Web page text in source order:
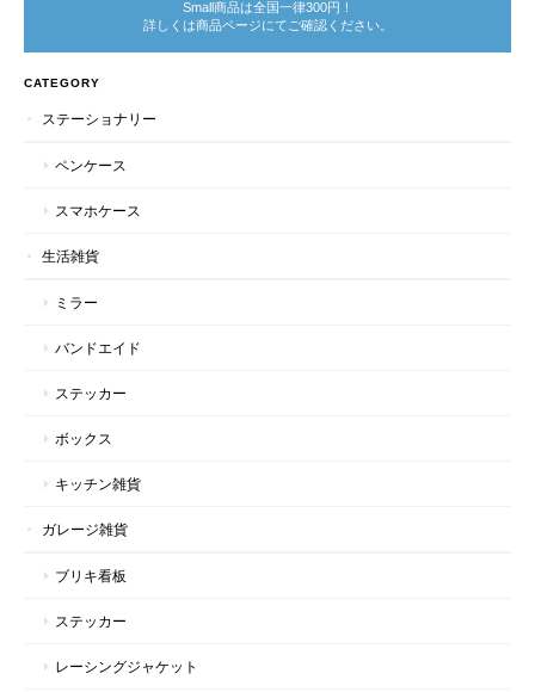
Small商品は全国一律300円！
詳しくは商品ページにてご確認ください。
CATEGORY
ステーショナリー
ペンケース
スマホケース
生活雑貨
ミラー
バンドエイド
ステッカー
ボックス
キッチン雑貨
ガレージ雑貨
ブリキ看板
ステッカー
レーシングジャケット